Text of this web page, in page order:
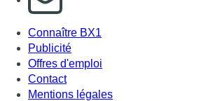
Connaître BX1
Publicité
Offres d'emploi
Contact
Mentions légales